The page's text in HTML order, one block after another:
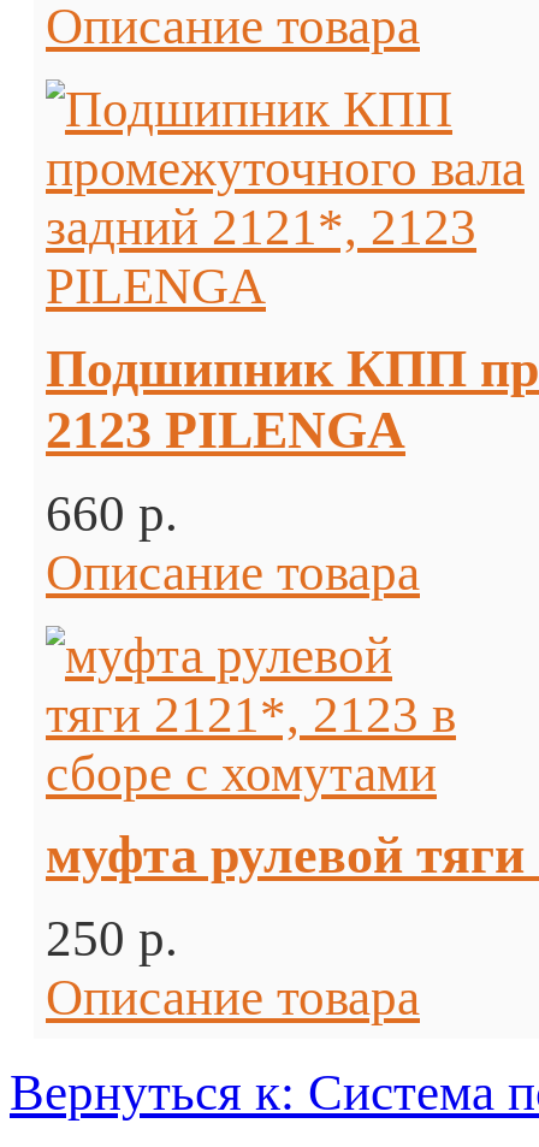
Описание товара
Подшипник КПП
2123 PILENGA
660 p.
Описание товара
муфта рулевой
250 p.
Описание товара
Вернуться к: Система